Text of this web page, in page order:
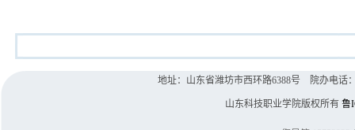
地址：山东省潍坊市西环路6388号 院办电话
山东科技职业学院版权所有 鲁